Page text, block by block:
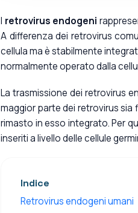
I retrovirus endogeni
A differenza dei retrovirus
cellula ma è stabilmente
normalmente operato dalla
La trasmissione dei retrovirus
maggior parte dei retrovirus
rimasto in esso integrato. Per
inseriti a livello delle cellule
Indice
Retrovirus endogeni umani